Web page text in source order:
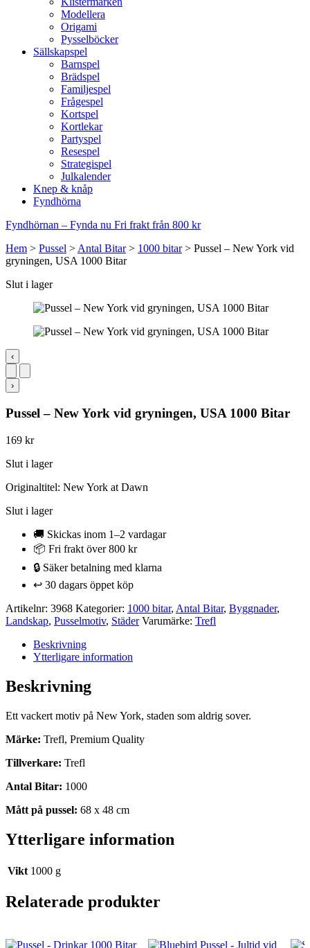
Modellera
Origami
Pysselböcker
Sällskapspel
Barnspel
Brädspel
Familjespel
Frågespel
Kortspel
Kortlekar
Partyspel
Resespel
Strategispel
Julkalender
Knep & knåp
Fyndhörna
Fyndhörnan – Fynda nu Fri frakt från 800 kr
Hem > Pussel >Antal Bitar> 1000 bitar> Pussel – New York vid
gryningen, USA 1000 Bitar
Slut i lager
‹
›
Pussel – New York vid gryningen, USA 1000 Bitar
169 kr
Slut i lager
Originaltitel: New York at Dawn
Slut i lager
🚚 Skickas inom 1–2 vardagar
📦 Fri frakt över 800 kr
🔒 Säker betalning med klarna
↩️ 30 dagars öppet köp
Artikelnr: 3968 Kategorier: 1000 bitar, Antal Bitar, Byggnader,
Landskap, Pusselmotiv, Städer Varumärke: Trefl
Beskrivning
Ytterligare information
Beskrivning
Ett vackert motiv på New York, staden som aldrig sover.
Märke: Trefl, Premium Quality
Tillverkare: Trefl
Antal Bitar: 1000
Mått på pussel: 68 x 48 cm
Ytterligare information
Vikt 1000 g
Relaterade produkter